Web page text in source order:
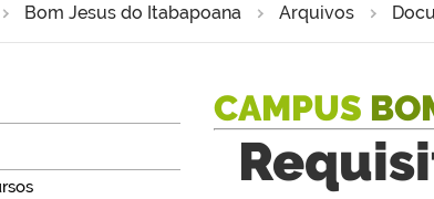
Bom Jesus do Itabapoana Arquivos
CAMPUS